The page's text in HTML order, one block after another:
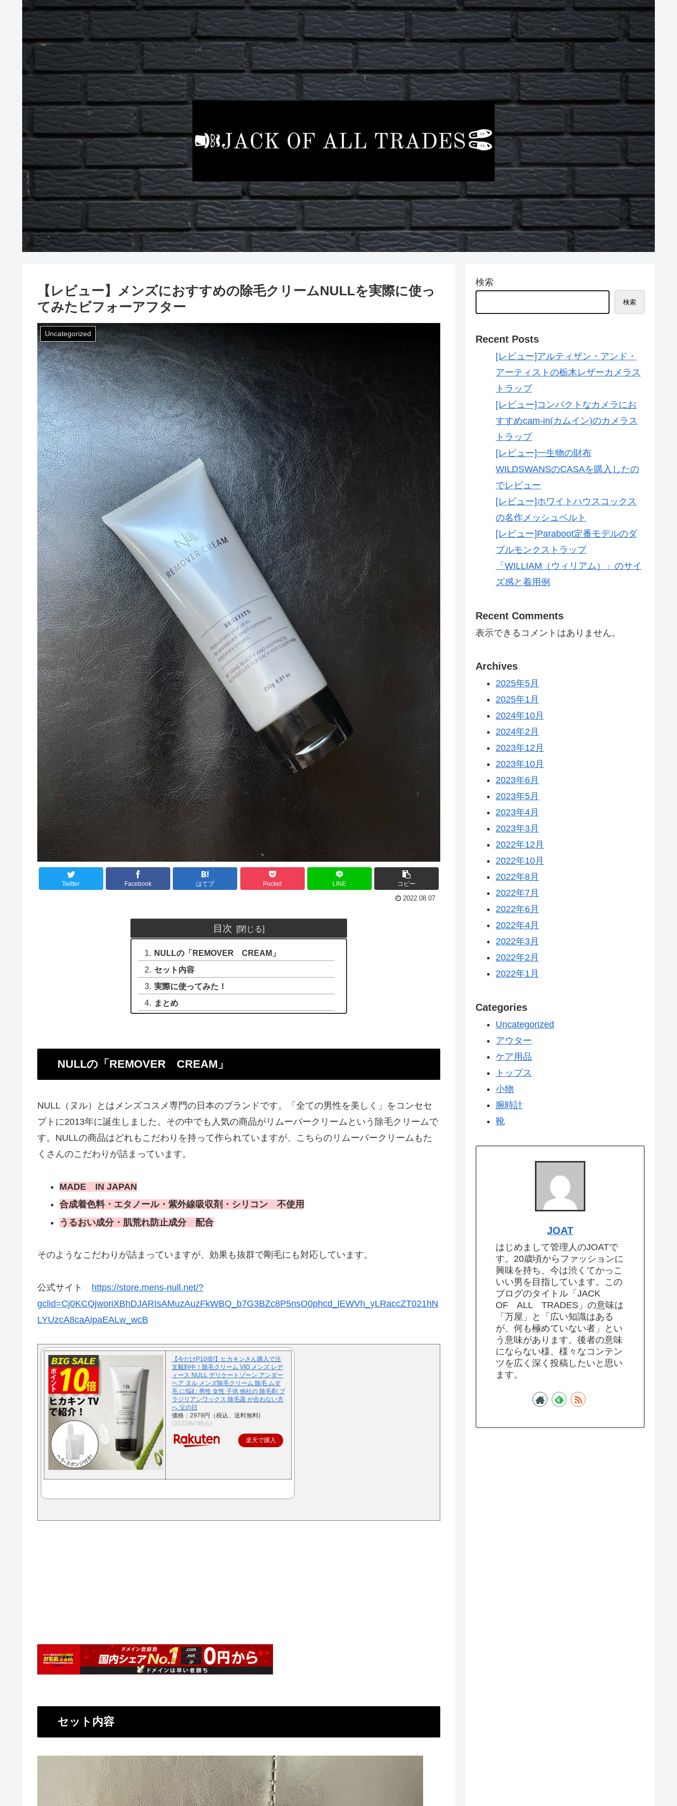
【レビュー】メンズにおすすめの除毛クリームNULLを実際に使っ
てみたビフォーアフター
Uncategorized
Twitter Facebook はてブ Pocket LINE コピー
2022.08.07
目次
NULLの「REMOVER CREAM」
セット内容
実際に使ってみた！
まとめ
NULLの「REMOVER CREAM」
NULL（ヌル）とはメンズコスメ専門の日本のブランドです。「全ての男性を美しく」をコンセセ
プトに2013年に誕生しました。その中でも人気の商品がリムーバークリームという除毛クリームで
す。NULLの商品はどれもこだわりを持って作られていますが、こちらのリムーバークリームもた
くさんのこだわりが詰まっています。
MADE IN JAPAN
合成着色料・エタノール・紫外線吸収剤・シリコン 不使用
うるおい成分・肌荒れ防止成分 配合
そのようなこだわりが詰まっていますが、効果も抜群で剛毛にも対応しています。
公式サイト https://store.mens-null.net/?
gclid=Cj0KCQjworiXBhDJARIsAMuzAuzFkWBQ_b7G3BZc8P5nsO0phcd_lEWVh_yLRaccZT021hN
LYUzcA8caAipaEALw_wcB
【今だけP10倍!】ヒカキンさん購入で注
文殺到中！除毛クリーム VIO メンズ レデ
ィース NULL デリケートゾーン アンダー
ヘア ヌル メンズ除毛クリーム 除毛 ムダ
毛 に悩む 男性 女性 子供 他社の 除毛剤 ブ
ラジリアンワックス 除毛器 が合わない方
へ 父の日
価格：2979円（税込、送料無料)
(2022/8/7時点)
楽天で購入
セット内容
検索
検索
Recent Posts
[レビュー]アルティザン・アンド・
アーティストの栃木レザーカメラス
トラップ
[レビュー]コンパクトなカメラにお
すすめcam-in(カムイン)のカメラス
トラップ
[レビュー]一生物の財布
WILDSWANSのCASAを購入したの
でレビュー
[レビュー]ホワイトハウスコックス
の名作メッシュベルト
[レビュー]Paraboot定番モデルのダ
ブルモンクストラップ
「WILLIAM（ウィリアム）」のサイ
ズ感と着用例
Recent Comments
表示できるコメントはありません。
Archives
2025年5月
2025年1月
2024年10月
2024年2月
2023年12月
2023年10月
2023年6月
2023年5月
2023年4月
2023年3月
2022年12月
2022年10月
2022年8月
2022年7月
2022年6月
2022年4月
2022年3月
2022年2月
2022年1月
Categories
Uncategorized
アウター
ケア用品
トップス
小物
腕時計
靴
JOAT
はじめまして管理人のJOATで
す。20歳頃からファッションに
興味を持ち、今は渋くてかっこ
いい男を目指しています。この
ブログのタイトル「JACK
OF ALL TRADES」の意味は
「万屋」と「広い知識はある
が、何も極めていない者」とい
う意味があります。後者の意味
にならない様、様々なコンテン
ツを広く深く投稿したいと思い
ます。